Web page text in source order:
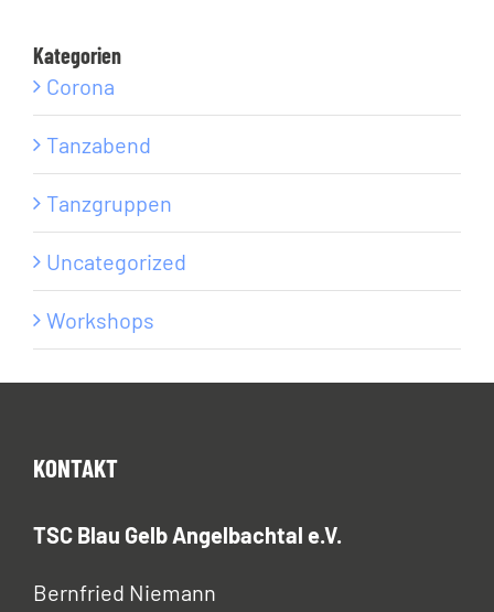
Kategorien
Corona
Tanzabend
Tanzgruppen
Uncategorized
Workshops
KONTAKT
TSC Blau Gelb Angelbachtal e.V.
Bernfried Niemann